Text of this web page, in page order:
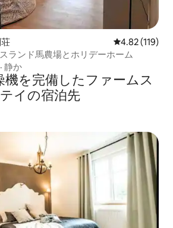
レビュー119
4.82 (119)
ランド馬農場とホリデーホーム
· 静か
機を完備したファームス
テイの宿泊先